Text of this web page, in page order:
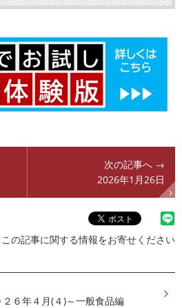
次の記事へ →
2026年1月26日
この記事に関する情報をお寄せください
６年４月(４)～一般食品編